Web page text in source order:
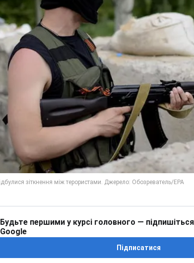
Будьте першими у курсі головного —
Google
Підписатися